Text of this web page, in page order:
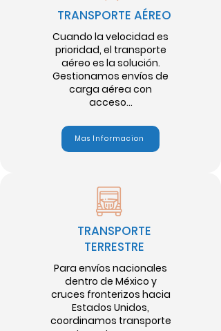
TRANSPORTE AÉREO
Cuando la velocidad es
prioridad, el transporte
aéreo es la solución.
Gestionamos envíos de
carga aérea con
acceso...
Mas Informacion
TRANSPORTE
TERRESTRE
Para envíos nacionales
dentro de México y
cruces fronterizos hacia
Estados Unidos,
coordinamos transporte